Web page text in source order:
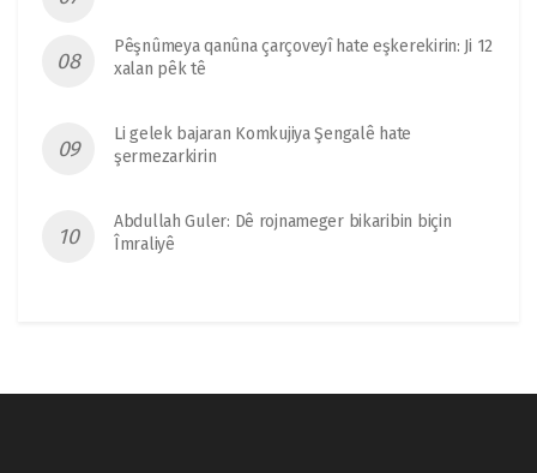
Pêşnûmeya qanûna çarçoveyî hate eşkerekirin: Ji 12
xalan pêk tê
Li gelek bajaran Komkujiya Şengalê hate
şermezarkirin
Abdullah Guler: Dê rojnameger bikaribin biçin
Îmraliyê